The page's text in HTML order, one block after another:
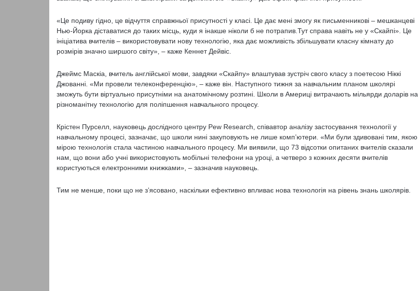
«Це подиву гідно, це відчуття справжньої присутності у класі. Це дає мені змогу як письменникові – мешканцеві
Нью-Йорка діставатися до таких місць, куди я інакше ніколи б не потрапив.Тут справа навіть не у «Скайпі». Це
ініціатива вчителів – використовувати нову технологію, яка дає можливість збільшувати класну кімнату до
розмірів значно ширшого світу», – каже Кеннет Дейвіс.
Джеймс Маскіа, вчитель англійської мови, завдяки «Скайпу» влаштував зустріч свого класу з поетесою Ніккі
Джованні. «Ми провели телеконференцію», – каже він. Наступного тижня за навчальним планом школярі
зможуть бути віртуально присутніми на анатомічному розтині. Школи в Америці витрачають мільярди доларів на
різноманітну технологію для поліпшення навчального процесу.
Крістен Пурселл, науковець дослідного центру Pew Research, співавтор аналізу застосування технології у
навчальному процесі, зазначає, що школи нині закуповують не лише комп’ютери. «Ми були здивовані тим, якою
мірою технологія стала частиною навчального процесу. Ми виявили, що 73 відсотки опитаних вчителів сказали
нам, що вони або учні використовують мобільні телефони на уроці, а четверо з кожних десяти вчителів
користуються електронними книжками», – зазначив науковець.
Тим не менше, поки що не з’ясовано, наскільки ефективно впливає нова технологія на рівень знань школярів.